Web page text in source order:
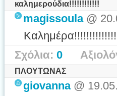
καλημερούδια!!!!!!!!!!!!
magissoula@
Σχόλια: 0
ΠΛΟΥΤΩΝΑΣ
giovanna@